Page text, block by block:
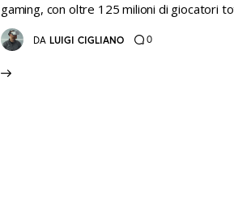
gaming, con oltre 125 milioni di giocatori
DA LUIGI CIGLIANO 0